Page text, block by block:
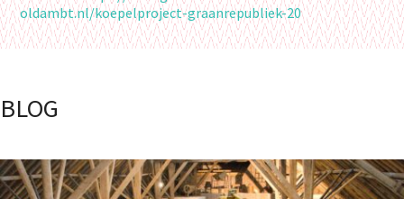
oldambt.nl/koepelproject-graanrepubliek-20
BLOG